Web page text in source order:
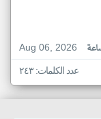
Aug 06, 2026
عدد الكلمات: ٢٤٣